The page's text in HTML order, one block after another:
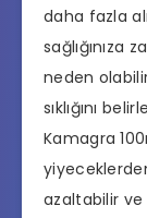
daha fazla
sağlığınıza
neden
sıklığını
Kamagra
azaltabilir ve